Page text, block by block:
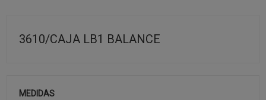
3610/CAJA LB1 BALANCE
MEDIDAS